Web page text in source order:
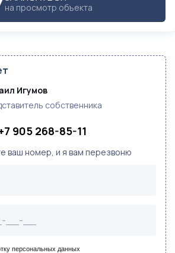
на просмотр объекта
Игумов
собственника
905 268-85-11
ваш номер, и я вам перезвоню
персональных данных